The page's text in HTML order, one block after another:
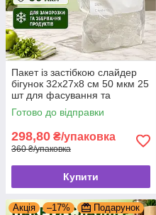
Пакет із застібкою слайдер
бігунок 32x27x8 см 50 мкм 25
шт для фасування та
заморожування продуктів
Готово до відправки
298,80 ₴/упаковка
360 ₴/упаковка
Купити
Акція –17% Подарунок